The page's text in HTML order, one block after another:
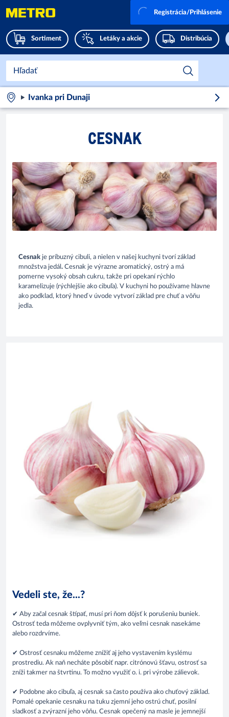
Sortiment Letáky a akcie Distribúcia
Registrácia/Prihlásenie
Ivanka pri Dunaji
CESNAK
Cesnak je príbuzný cibuli, a nielen v našej kuchyni tvor
množstva jedál . Cesnak je výrazne aromatický, ostrý a má
pomerne vysoký obsah cukru, takže pri opekaní rýchl o
karamelizuje (rýchlejšie ako cibu ľa). V kuchyni ho používame hlavne
ako podklad, ktorý hneď v úvode vytvorí základ pre chuť a vôňu
jedla.
Vedeli ste, že...?
✔ Aby začal cesnak štípať, musí pri ňom dôjsť k porušeniu buniek.
Ostrosť teda môžeme ovplyvniť tým, ako veľmi cesnak nasekáme
alebo rozdrvíme.
✔ Ostrosť cesnaku môžeme znížiť aj jeho vystavením kyslému
prostrediu. Ak naň necháte pôsobiť napr. citrónovú šťavu, ostrosť sa
zníži takmer na štvrtinu. To možno využiť o. i. pri výrobe zálievok.
✔ Podobne ako cibuľa, aj cesnak sa často používa ako chuťový základ.
Pomalé opekanie cesnaku na tuku zjemní jeho ostrú chuť, posilní
sladkosť a zvýrazní jeho vôňu. Cesnak opečený na masle je jemnejší